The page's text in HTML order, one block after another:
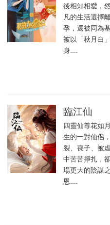
後相知相愛，
凡的生活選擇
孕，還被同為
被以「秋月白
身....
臨江仙
四靈仙尊花如
生的一對仙侶
裂、喪子、被
中苦苦掙扎，
場更大的陰謀
恩....